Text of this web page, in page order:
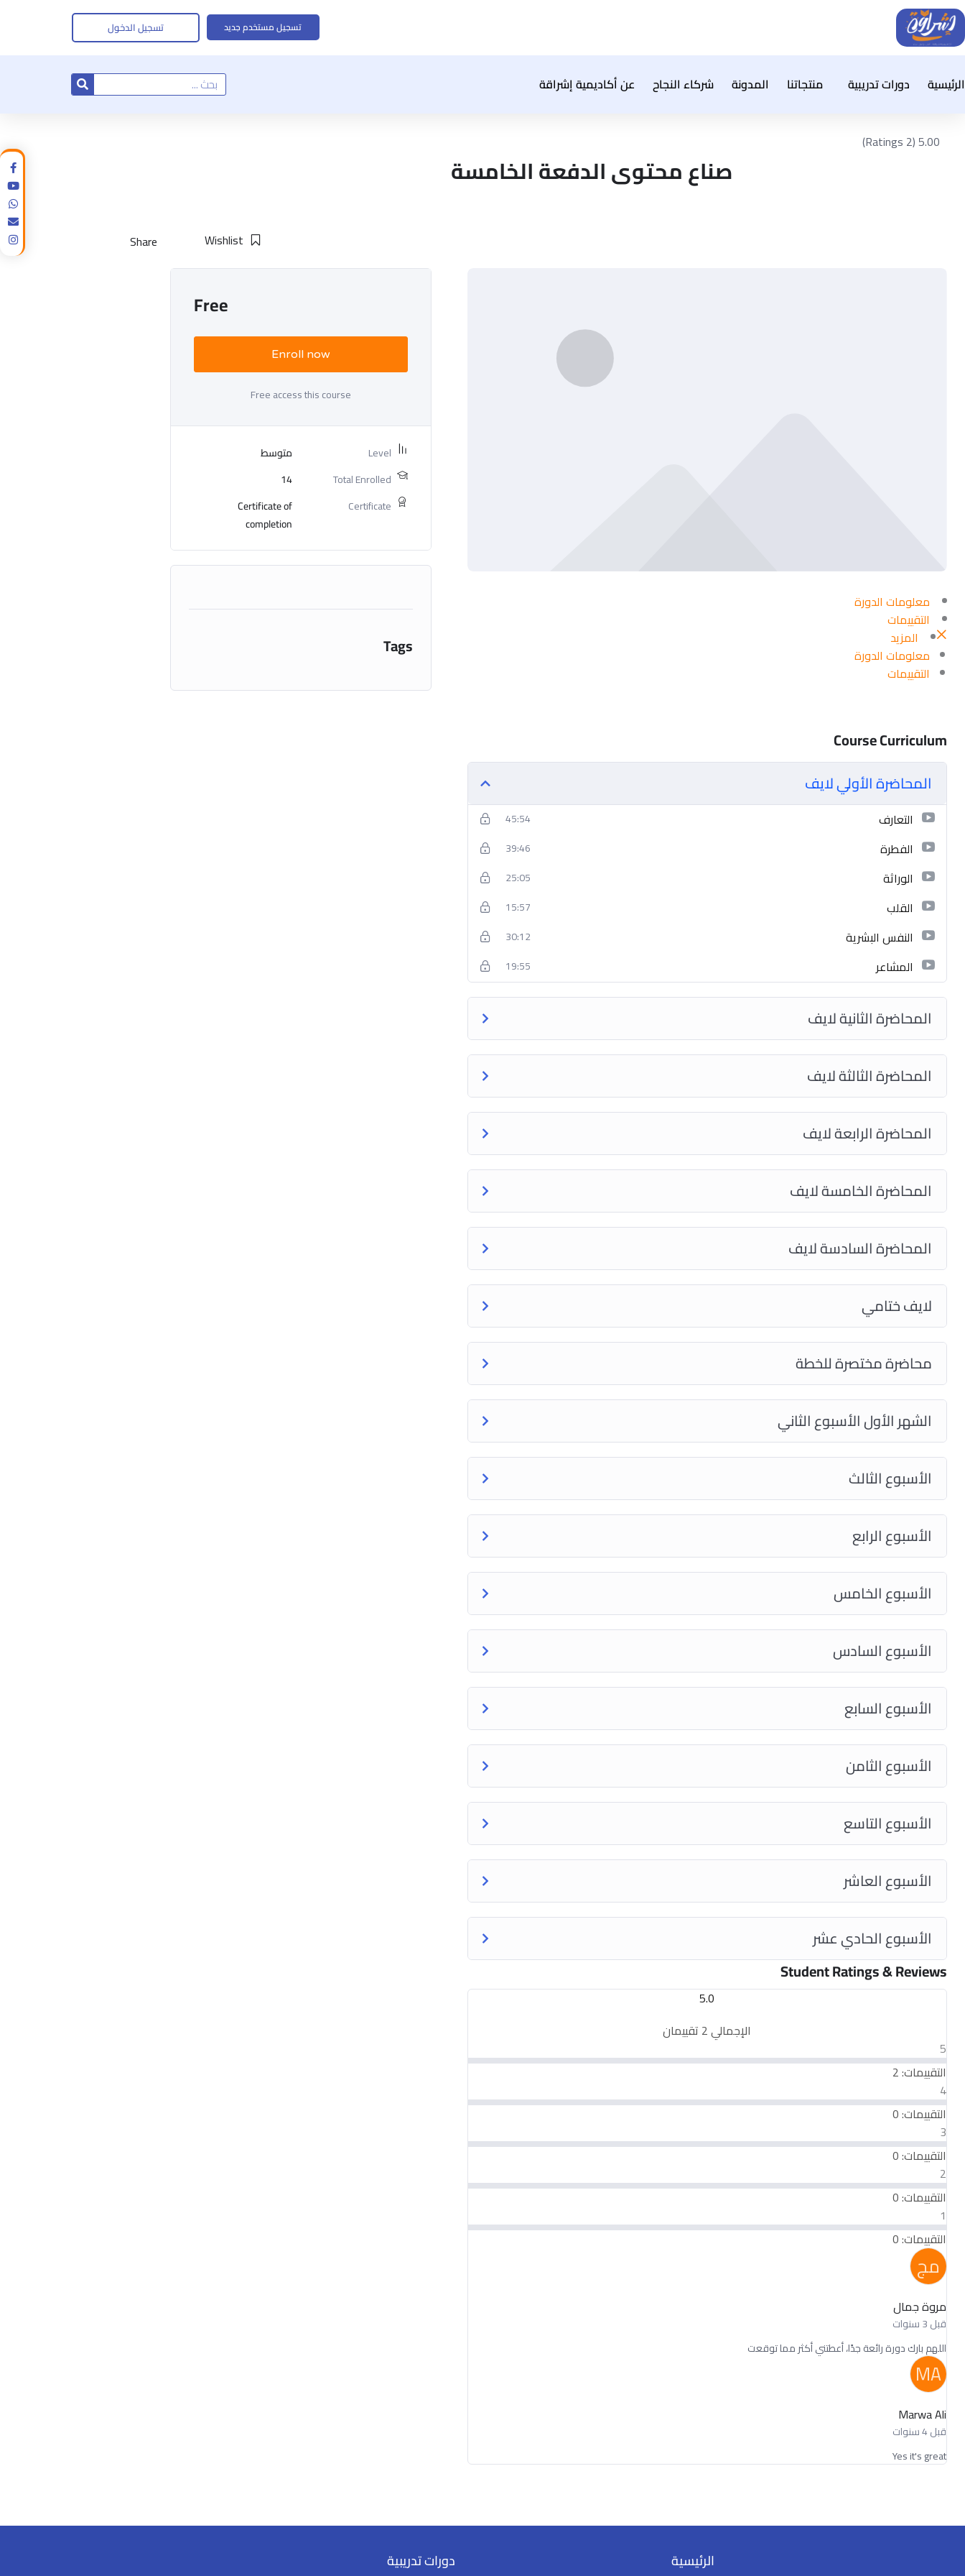
تخطي
إلى
المحتوى
تسجيل مستخدم جديد تسجيل الدخول
الرئيسية دورات تدريبية منتجاتنا المدونة شركاء النجاح عن أكاديمية إشراقة Search
5.00 (2 Ratings)
صناع محتوى الدفعة الخامسة
Wishlist
Share
معلومات الدورة
التقييمات
المزيد
معلومات الدورة
التقييمات
Course Curriculum
المحاضرة الأولي لايف
التعارف 45:54
الفطرة 39:46
الوراثة 25:05
القلب 15:57
النفس البشرية 30:12
المشاعر 19:55
المحاضرة الثانية لايف
المحاضرة الثالثة لايف
المحاضرة الرابعة لايف
المحاضرة الخامسة لايف
المحاضرة السادسة لايف
لايف ختامي
محاضرة مختصرة للخطة
الشهر الأول الأسبوع الثاني
الأسبوع الثالث
الأسبوع الرابع
الأسبوع الخامس
الأسبوع السادس
الأسبوع السابع
الأسبوع الثامن
الأسبوع التاسع
الأسبوع العاشر
الأسبوع الحادي عشر
Student Ratings & Reviews
5.0
الإجمالي 2 تقييمان
5
التقييمات: 2
4
التقييمات: 0
3
التقييمات: 0
2
التقييمات: 0
1
التقييمات: 0
مج
مروة جمال
قبل 3 سنوات
اللهم بارك دورة رائعة جدًا، أعطتني أكثر مما توقعت
MA
Marwa Ali
قبل 4 سنوات
Yes it's great
Free
Enroll now
Free access this course
Level
متوسط
Total Enrolled
14
Certificate
Certificate of
completion
Tags
الرئيسية دورات تدريبية